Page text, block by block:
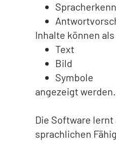
Inhalte können als
Text
Bild
Symbole
angezeigt werden.
Die Software
sprachlichen